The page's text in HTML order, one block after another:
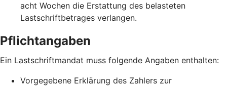
acht Wochen die Erstattung des belasteten
Lastschriftbetrages verlangen.
Pflichtangaben
Ein Lastschriftmandat muss folgende Angaben enthalten:
Vorgegebene Erklärung des Zahlers zur